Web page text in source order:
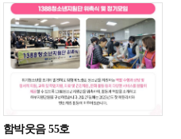
함박웃음 55호